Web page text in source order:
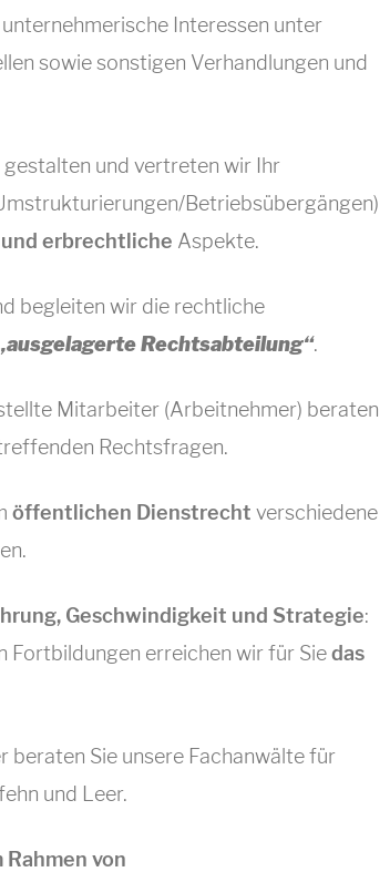
Interessen unter
sowie sonstigen Verhandlungen und
gestalten und vertreten wir Ihr
Betriebsübergängen)
erbrechtliche Aspekte.
begleiten wir die rechtliche
Rechtsabteilung“.
Mitarbeiter (Arbeitnehmer) beraten
Rechtsfragen.
öffentlichen Dienstrecht verschiedene
Geschwindigkeit und Strategie:
Fortbildungen erreichen wir für Siedas
Sie unsere Fachanwälte für
und Leer.
von